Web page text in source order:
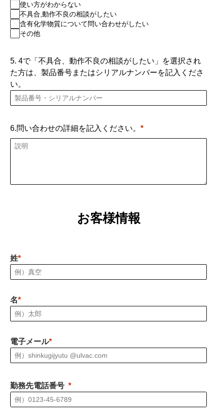
使い方がわからない
不具合,動作不良の相談がしたい
含有化学物質について問い合わせがしたい
その他
5. 4で「不具合、動作不良の相談がしたい」を選択され
た方は、製品番号またはシリアルナンバーを記入くださ
い。
6.問い合わせの詳細を記入ください。
お客様情報
姓
名
電子メール
勤務先電話番号